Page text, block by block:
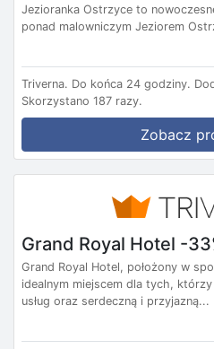
Jezioranka Ostrzyce to
ponad malowniczym Jeziorem
Triverna. Do końca 24 godziny.
Skorzystano 187 razy.
Zobacz
Grand Royal Hotel -
Grand Royal Hotel, położony w
idealnym miejscem dla tych,
usług oraz serdeczną i przyjazną...